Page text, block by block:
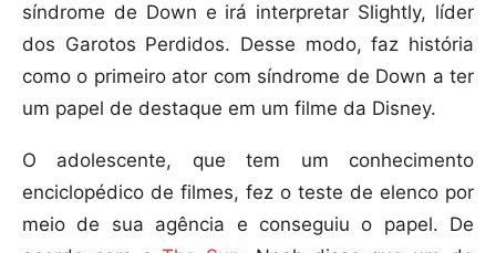
síndrome de Down e irá interpretar Slightly, líder
dos Garotos Perdidos. Desse modo, faz história
como o primeiro ator com síndrome de Down a ter
um papel de destaque em um filme da Disney.
O adolescente, que tem um conhecimento
enciclopédico de filmes, fez o teste de elenco por
meio de sua agência e conseguiu o papel. De